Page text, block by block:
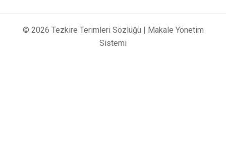
© 2026 Tezkire Terimleri Sözlüğü | Makale Yönetim
Sistemi